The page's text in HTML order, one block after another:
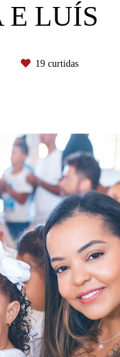
E LUÍS
19 curtidas